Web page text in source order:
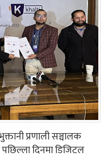
प्रणाली सञ्चालक
दिनमा डिजिटल